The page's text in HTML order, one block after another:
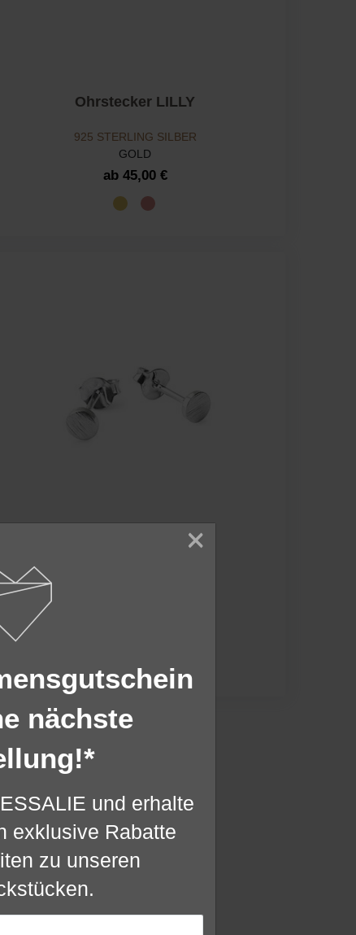
Ohrstecker LILLY
925 STERLING SILBER
GOLD
ab 45,00 €
Website und Ihre
als Nutzer findest Du in
Einstellungen
nächste
und erhalte
exklusive Rabatte
zu unseren
×